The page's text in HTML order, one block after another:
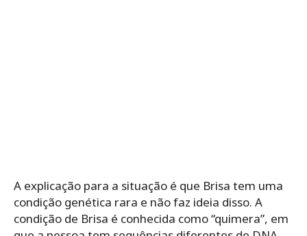
A explicação para a situação é que Brisa tem uma
condição genética rara e não faz ideia disso. A
condição de Brisa é conhecida como “quimera”, em